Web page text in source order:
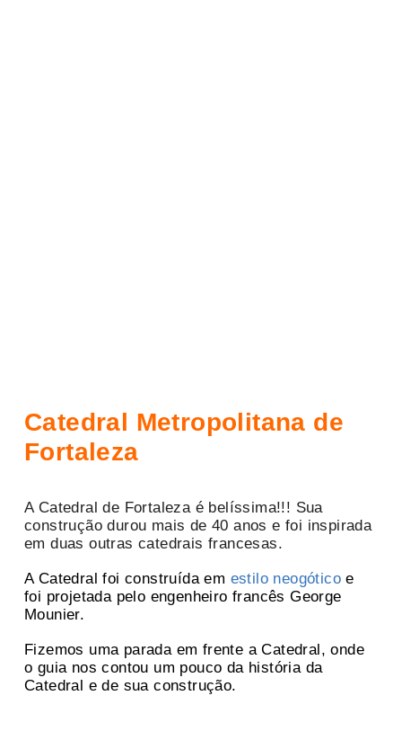
Catedral Metropolitana de
Fortaleza
A Catedral de Fortaleza é belíssima!!! Sua
construção durou mais de 40 anos e foi inspirada
em duas outras catedrais francesas.
A Catedral foi construída em estilo neogótico e
foi projetada pelo engenheiro francês George
Mounier.
Fizemos uma parada em frente a Catedral, onde
o guia nos contou um pouco da história da
Catedral e de sua construção.